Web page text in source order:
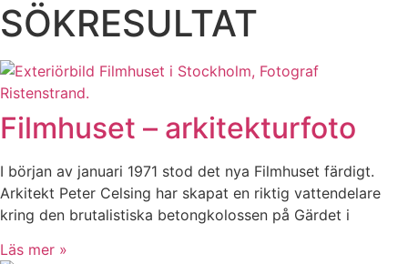
SÖKRESULTAT
Filmhuset – arkitekturfoto
I början av januari 1971 stod det nya Filmhuset färdigt.
Arkitekt Peter Celsing har skapat en riktig vattendelare
kring den brutalistiska betongkolossen på Gärdet i
Läs mer »